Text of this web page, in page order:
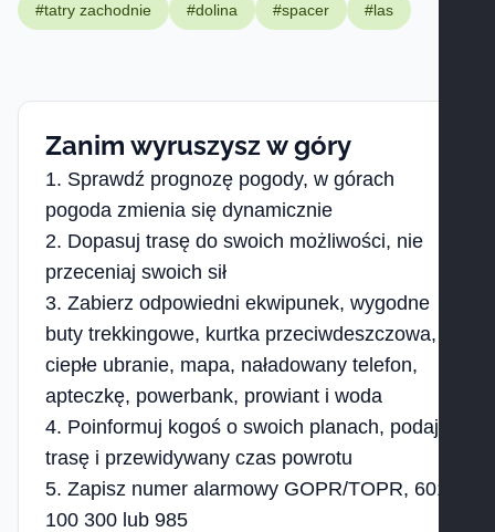
#tatry zachodnie #dolina #spacer #las
Zanim wyruszysz w góry
Sprawdź prognozę pogody, w górach
pogoda zmienia się dynamicznie
Dopasuj trasę do swoich możliwości, nie
przeceniaj swoich sił
Zabierz odpowiedni ekwipunek, wygodne
buty trekkingowe, kurtka przeciwdeszczowa,
ciepłe ubranie, mapa, naładowany telefon,
apteczkę, powerbank, prowiant i woda
Poinformuj kogoś o swoich planach, podaj
trasę i przewidywany czas powrotu
Zapisz numer alarmowy GOPR/TOPR, 601
100 300 lub 985